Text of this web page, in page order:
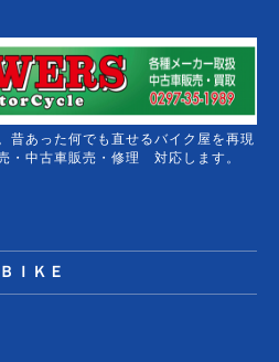
昔あった何でも直せるバイク屋を再現
・中古車販売・修理 対応します。
ＢＩＫＥ